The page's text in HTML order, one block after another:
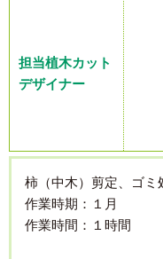
担当植木カット
デザイナー
柿（中木）剪定、ゴミ
作業時期：１月
作業時間：１時間